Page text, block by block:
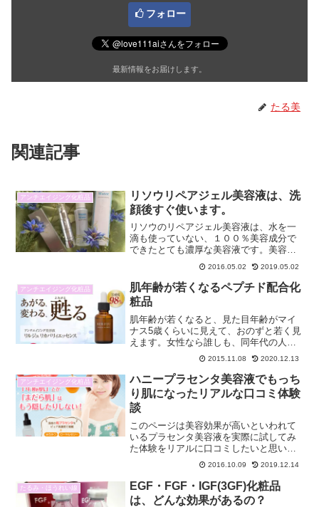
フォロー
最新情報をお届けします。
たる美
関連記事
アンチエイジング化粧品
リソウリペアジェル美容液は、洗
顔後すぐ使います。
リソウのリペアジェル美容液は、水を一
滴も使っていない、１００％美容成分で
できたとても濃厚な美容液です。美容専
門家が選んだ美容液ランキングで1位獲得
などとても評価が高く、2015年には「国
際優秀品質賞」を受賞しているエイジン
グケア美容液です。...
2016.05.02 2019.05.02
アンチエイジング化粧品
肌年齢が若くなるペプチド配合化
粧品
肌年齢が若くなると、見た目年齢がマイ
ナス5歳くらいに見えて、おのずと若く見
えます。女性なら誰しも、同年代の人よ
りも若く見られたいと思っています。同
窓会があるという知らせがあったりする
と、それはそれは大変です。いつ何があ
っても慌てなくて済むよ...
2015.11.08 2020.12.13
アンチエイジング化粧品
ハニープラセンタ美容液でもっち
り肌になったリアルな口コミ体験
談
このページは美容効果が高いといわれて
いるプラセンタ美容液を実際に試してみ
た体験をリアルに口コミしたいと思いま
す。試してみた美容液は「ハニープラセ
ンタ美容液」です。ハニープラセンタ美
容液は、洗顔の直後に使うブースター美
容液(導入美容液）です。...
2016.10.09 2019.12.14
たるみ・ほうれい線
EGF・FGF・IGF(3GF)化粧品
は、どんな効果があるの？